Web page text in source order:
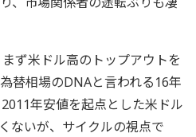
ず米ドル高のトップアウトを
替相場のDNAと言われる16年
年安値を起点とした米ドル
ないが、サイクルの視点で